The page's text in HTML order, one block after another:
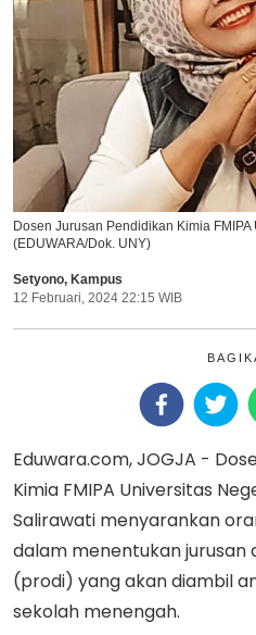
Dosen Jurusan Pendidikan Kimia
(EDUWARA/Dok. UNY)
Setyono, Kampus
12 Februari, 2024 22:15 WIB
Eduwara.com, JOGJA -
Kimia FMIPA Universitas
Salirawati menyarankan
dalam menentukan jurusan
(prodi) yang akan diambil
sekolah menengah.